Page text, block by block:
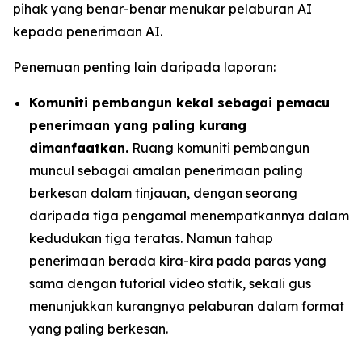
pihak yang benar-benar menukar pelaburan AI
kepada penerimaan AI.
Penemuan penting lain daripada laporan:
Komuniti pembangun kekal sebagai pemacu
penerimaan yang paling kurang
dimanfaatkan. Ruang komuniti pembangun
muncul sebagai amalan penerimaan paling
berkesan dalam tinjauan, dengan seorang
daripada tiga pengamal menempatkannya dalam
kedudukan tiga teratas. Namun tahap
penerimaan berada kira-kira pada paras yang
sama dengan tutorial video statik, sekali gus
menunjukkan kurangnya pelaburan dalam format
yang paling berkesan.